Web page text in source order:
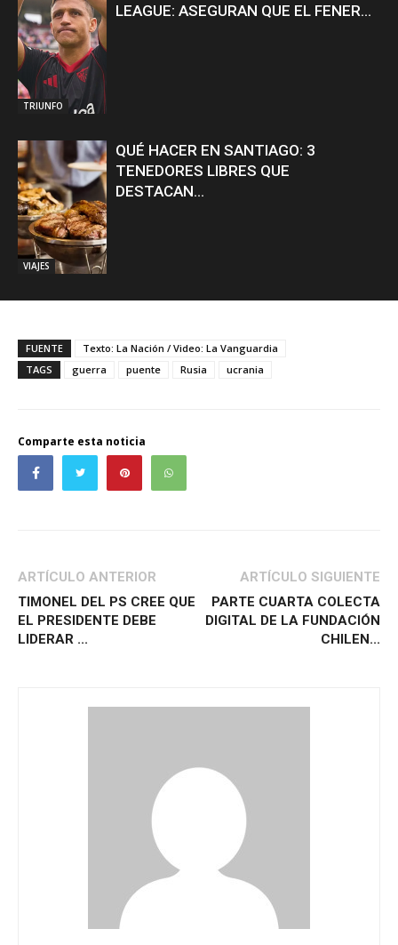
TRIUNFO
LEAGUE: ASEGURAN QUE EL FENER...
VIAJES
QUÉ HACER EN SANTIAGO: 3
TENEDORES LIBRES QUE
DESTACAN...
FUENTE
Texto: La Nación / Video: La Vanguardia
TAGS
guerra puente Rusia ucrania
Comparte esta noticia
ARTÍCULO ANTERIOR
TIMONEL DEL PS CREE QUE
EL PRESIDENTE DEBE
LIDERAR ...
ARTÍCULO SIGUIENTE
PARTE CUARTA COLECTA
DIGITAL DE LA FUNDACIÓN
CHILEN...